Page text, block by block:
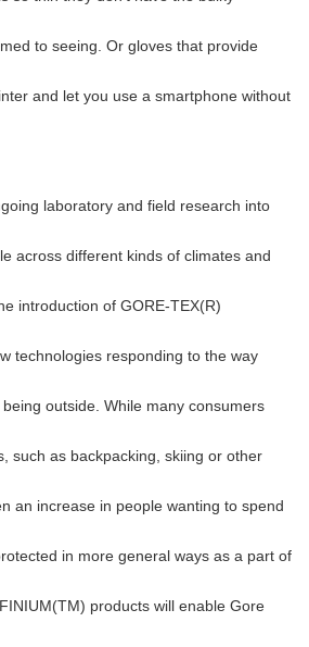
to seeing. Or gloves that provide
and let you use a smartphone without
laboratory and field research into
across different kinds of climates and
introduction of GORE-TEX(R)
technologies responding to the way
outside. While many consumers
such as backpacking, skiing or other
an increase in people wanting to spend
in more general ways as a part of
products will enable Gore